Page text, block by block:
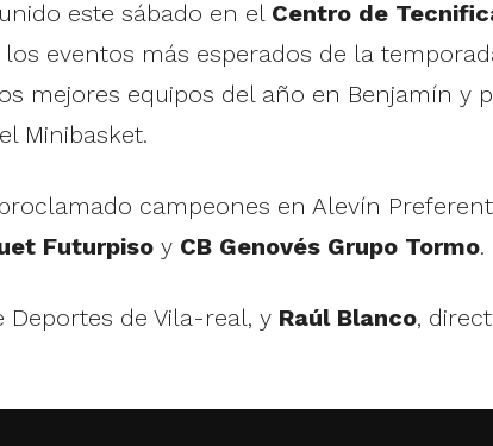
este sábado en el Centro de
eventos más esperados de la
mejores equipos del año en Benjamín y
Minibasket.
campeones en Alevín
Futurpisoy CB Genovés Grupo Tormo.
Deportes de Vila-real, y Raúl Blanco,